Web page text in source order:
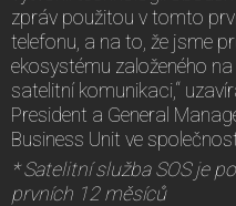
zpráv použitou v tomto
telefonu, a na to, že jsme
ekosystému založeného
satelitní komunikaci,“
President a General
Business Unit ve
* Satelitní služba SOS je
prvních 12 měsíců